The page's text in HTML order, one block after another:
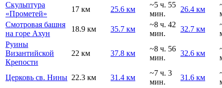
Скульптура
«Прометей»
17 км 25.6 км
~5 ч. 55
мин.
26.4 км
Смотровая башня
на горе Ахун
18.9 км 35.7 км
~8 ч. 42
мин.
32.7 км
Руины
Византийской
Крепости
22 км 37.8 км
~8 ч. 56
мин.
32.6 км
Церковь св. Нины 22.3 км 31.4 км
~7 ч. 3
мин.
31.6 км